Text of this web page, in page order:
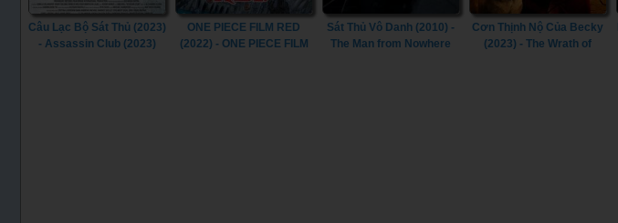
Câu Lạc Bộ Sát Thủ (2023)
- Assassin Club (2023)
ONE PIECE FILM RED
(2022) - ONE PIECE FILM
Sát Thủ Vô Danh (2010) -
The Man from Nowhere
Cơn Thịnh Nộ Của Becky
(2023) - The Wrath of